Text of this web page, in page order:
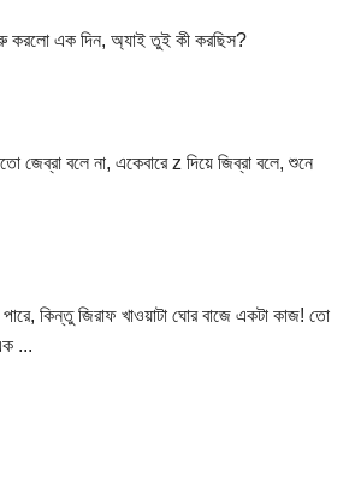
করলো এক দিন, অ্যাই তুই কী করছিস?
জেব্রা বলে না, একেবারে z দিয়ে জিব্রা বলে, শুনে
কিন্তু জিরাফ খাওয়াটা ঘোর বাজে একটা কাজ! তো
...